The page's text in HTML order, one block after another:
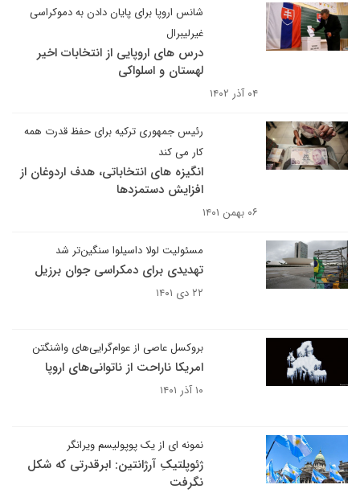
شانس اروپا برای پایان دادن به دموکراسی
غیرلیبرال
درس های اروپایی از انتخابات اخیر
لهستان و اسلواکی
۰۴ آذر ۱۴۰۲
رئیس جمهوری ترکیه برای حفظ قدرت همه
کار می کند
انگیزه های انتخاباتی، هدف اردوغان از
افزایش دستمزدها
۰۶ بهمن ۱۴۰۱
مسئولیت لولا داسیلوا سنگین‌تر شد
تهدیدی برای دمکراسی جوان برزیل
۲۲ دی ۱۴۰۱
بروکسل عاصی از عوام‌گرایی‌های واشنگتن
امریکا ناراحت از ناتوانی‌های اروپا
۱۰ آذر ۱۴۰۱
نمونه ای از یک پوپولیسم ویرانگر
ژئوپلتیکِ آرژانتین: ابرقدرتی که شکل
نگرفت